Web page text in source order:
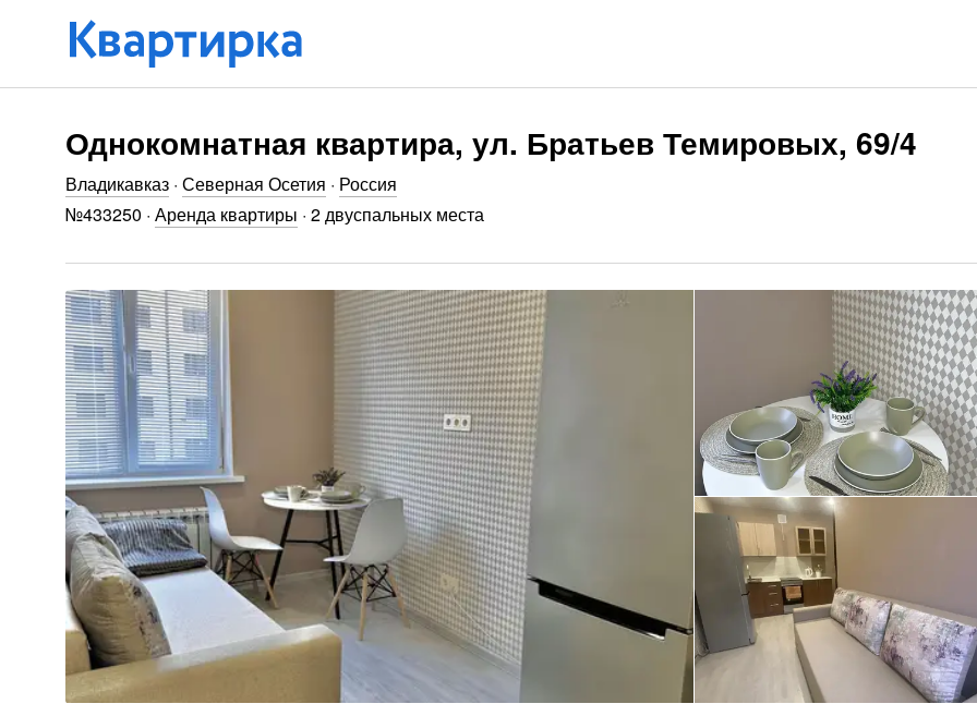
Однокомнатная квартира, ул. Братьев Темировых, 69/4
Владикавказ · Северная Осетия · Россия
№433250 · Аренда квартиры · 2 двуспальных места